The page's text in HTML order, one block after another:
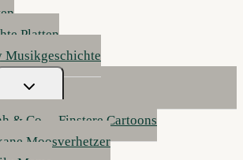
Platten
Musikgeschichte
Untermenü
Umschalten
& Co. – Finstere Cartoons
Moosverhetzer